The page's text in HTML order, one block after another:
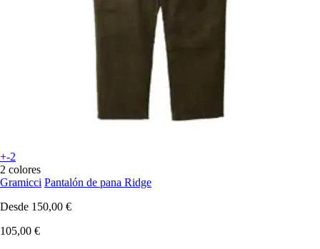
+-2
2 colores
Gramicci Pantalón de pana Ridge
Desde 150,00 €
105,00 €